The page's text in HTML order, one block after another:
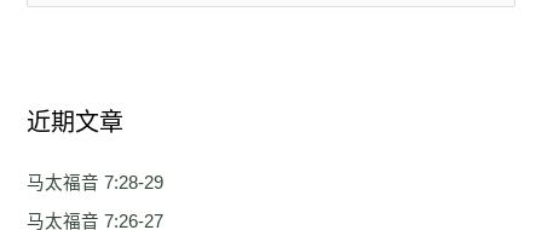
近期文章
马太福音 7:28-29
马太福音 7:26-27